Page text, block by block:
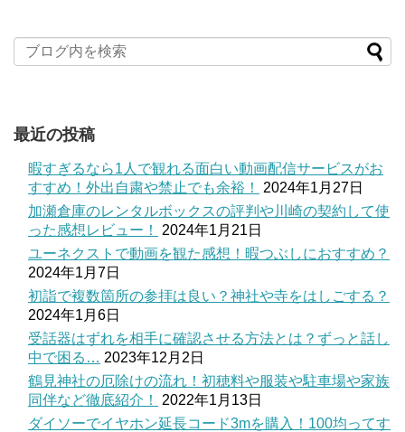
最近の投稿
暇すぎるなら1人で観れる面白い動画配信サービスがお
すすめ！外出自粛や禁止でも余裕！
2024年1月27日
加瀬倉庫のレンタルボックスの評判や川崎の契約して使
った感想レビュー！
2024年1月21日
ユーネクストで動画を観た感想！暇つぶしにおすすめ？
2024年1月7日
初詣で複数箇所の参拝は良い？神社や寺をはしごする？
2024年1月6日
受話器はずれを相手に確認させる方法とは？ずっと話し
中で困る… 2023年12月2日
鶴見神社の厄除けの流れ！初穂料や服装や駐車場や家族
同伴など徹底紹介！
2022年1月13日
ダイソーでイヤホン延長コード3mを購入！100均ってす